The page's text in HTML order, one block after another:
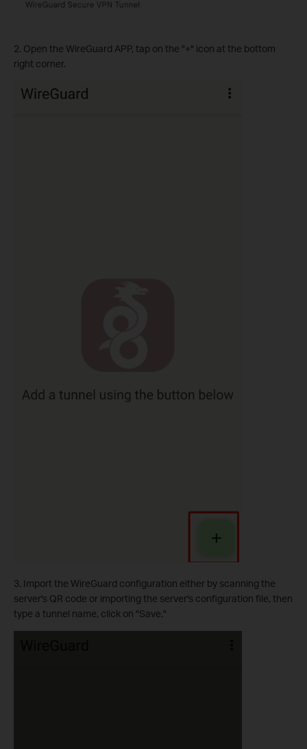
2. Open the WireGuard APP, tap on the "+" icon at the bottom
right corner.
3. Import the WireGuard configuration either by scanning the
server's QR code or importing the server's configuration file, then
type a tunnel name, click on "Save."